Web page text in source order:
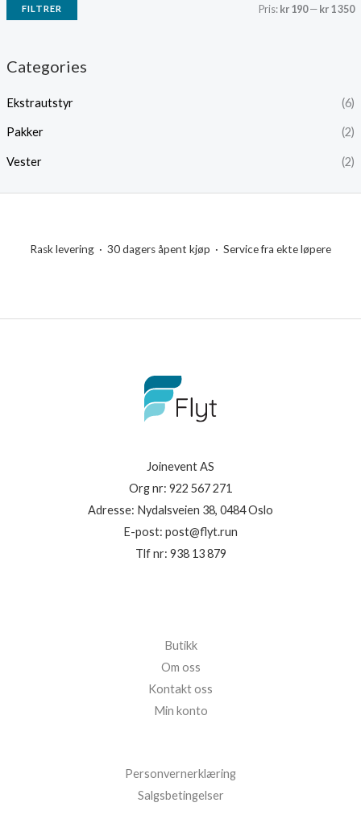
FILTRER Pris:kr 190—kr 1 350
Categories
Ekstra­utstyr (6)
Pakker (2)
Vester (2)
Rask levering · 30 dagers åpent kjøp · Service fra ekte løpere
Joinevent AS
Org nr: 922 567 271
Adresse: Nydalsveien 38, 0484 Oslo
E-post: post@flyt.run
Tlf nr: 938 13 879
Butikk
Om oss
Kontakt oss
Min konto
Personvernerklæring
Salgsbetingelser